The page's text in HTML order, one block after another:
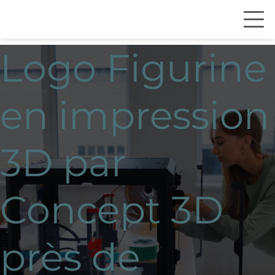
Logo Figurine
en impression
3D par
Concept 3D
près de